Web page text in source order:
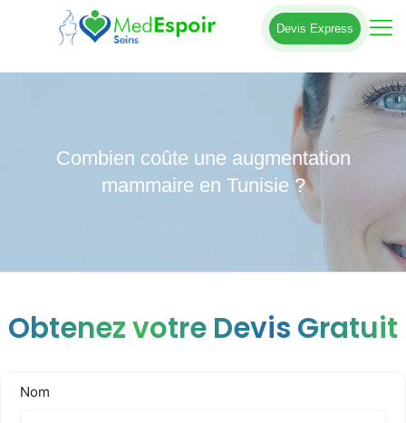
Devis Express
Combien coûte une augmentation
mammaire en Tunisie ?
Obtenez votre Devis Gratuit